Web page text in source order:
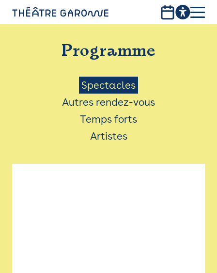
PROGRAMME
INFOS PRATIQUES
AVEC LES PUBLICS
ACCESSIBILITÉ
LES PRODUCTIONS
Programme
Menu
Saison
Spectacles
Autres rendez-vous
Temps forts
Artistes